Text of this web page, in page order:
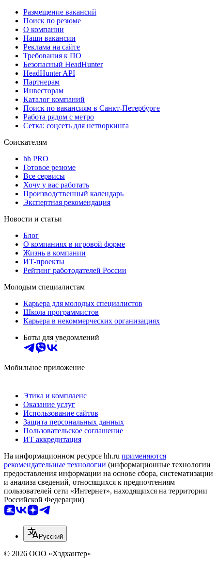
Размещение вакансий
Поиск по резюме
О компании
Наши вакансии
Реклама на сайте
Требования к ПО
Безопасный HeadHunter
HeadHunter API
Партнерам
Инвесторам
Каталог компаний
Поиск по вакансиям в Санкт-Петербурге
Работа рядом с метро
Сетка: соцсеть для нетворкинга
Соискателям
hh PRO
Готовое резюме
Все сервисы
Хочу у вас работать
Производственный календарь
Экспертная рекомендация
Новости и статьи
Блог
О компаниях в игровой форме
Жизнь в компании
ИТ-проекты
Рейтинг работодателей России
Молодым специалистам
Карьера для молодых специалистов
Школа программистов
Карьера в некоммерческих организациях
Боты для уведомлений
Мобильное приложение
Этика и комплаенс
Оказание услуг
Использование сайтов
Защита персональных данных
Пользовательское соглашение
ИТ аккредитация
На информационном ресурсе hh.ru применяются
рекомендательные технологии (информационные технологии
предоставления информации на основе сбора, систематизации
и анализа сведений, относящихся к предпочтениям
пользователей сети «Интернет», находящихся на территории
Российской Федерации)
Русский
© 2026 ООО «Хэдхантер»